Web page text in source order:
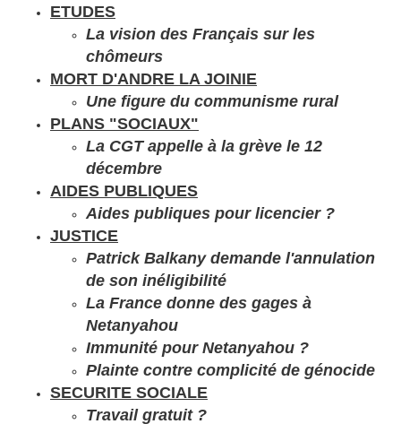
ETUDES
La vision des Français sur les
chômeurs
MORT D'ANDRE LA JOINIE
Une figure du communisme rural
PLANS "SOCIAUX"
La CGT appelle à la grève le 12
décembre
AIDES PUBLIQUES
Aides publiques pour licencier ?
JUSTICE
Patrick Balkany demande l'annulation
de son inéligibilité
La France donne des gages à
Netanyahou
Immunité pour Netanyahou ?
Plainte contre complicité de génocide
SECURITE SOCIALE
Travail gratuit ?